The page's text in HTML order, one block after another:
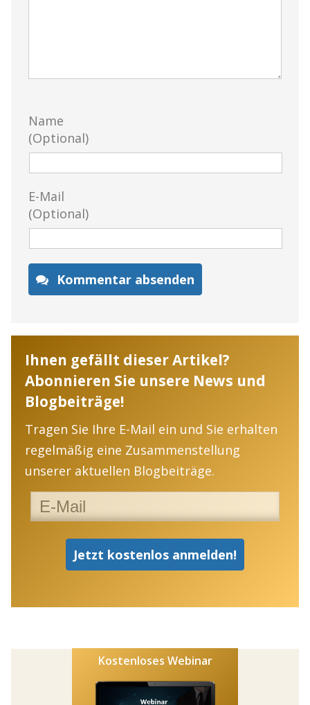
Name
(Optional)
E-Mail
(Optional)
Kommentar absenden
Ihnen gefällt dieser Artikel?
Abonnieren Sie unsere News und
Blogbeiträge!
Tragen Sie Ihre E-Mail ein und Sie erhalten
regelmäßig eine Zusammenstellung
unserer aktuellen Blogbeiträge.
Kostenloses Webinar